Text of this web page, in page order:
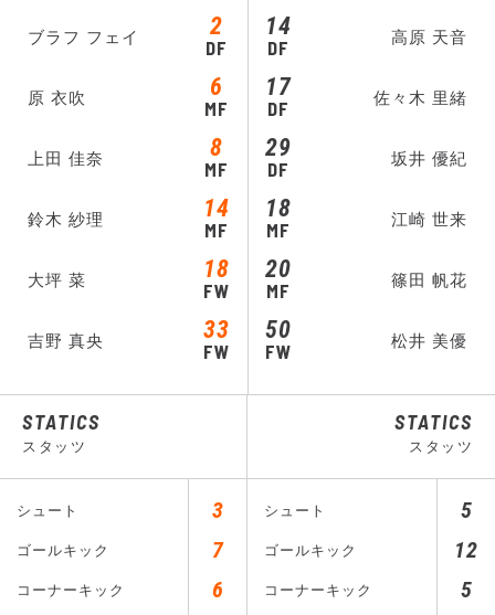
STATICS
スタッツ
シュート 3
ゴールキック 7
コーナーキック 6
ブラフ フェイ 2
DF
原 衣吹 6
MF
上田 佳奈 8
MF
鈴木 紗理 14
MF
大坪 菜 18
FW
吉野 真央 33
FW
DF
14 高原 天音
DF
17 佐々木 里緒
DF
29 坂井 優紀
MF
18 江崎 世来
MF
20 篠田 帆花
FW
50 松井 美優
STATICS
スタッツ
シュート 5
ゴールキック 12
コーナーキック 5